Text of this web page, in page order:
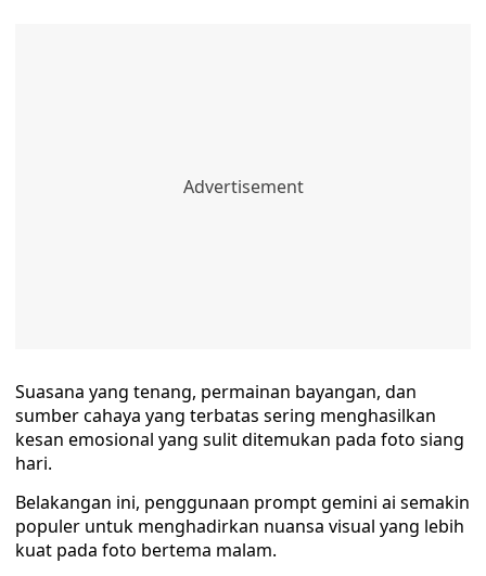
Suasana yang tenang, permainan bayangan, dan
sumber cahaya yang terbatas sering menghasilkan
kesan emosional yang sulit ditemukan pada foto siang
hari.
Belakangan ini, penggunaan prompt gemini ai semakin
populer untuk menghadirkan nuansa visual yang lebih
kuat pada foto bertema malam.